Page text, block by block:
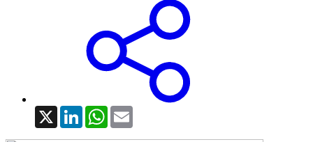
X LinkedInWhatsApp